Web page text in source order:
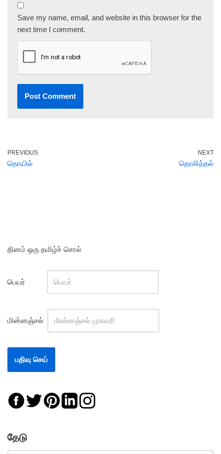
Save my name, email, and website in this browser for the
next time I comment.
PREVIOUS
தொயில்
NEXT
தொலித்தல்
தினம் ஒரு தமிழ்ச் சொல்
பெயர்
மின்னஞ்சல்
தேடு